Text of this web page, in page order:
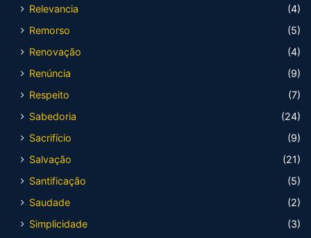
Relevancia
(4)
Remorso
(5)
Renovação
(4)
Renúncia
(9)
Respeito
(7)
Sabedoria
(24)
Sacrifício
(9)
Salvação
(21)
Santificação
(5)
Saudade
(2)
Simplicidade
(3)